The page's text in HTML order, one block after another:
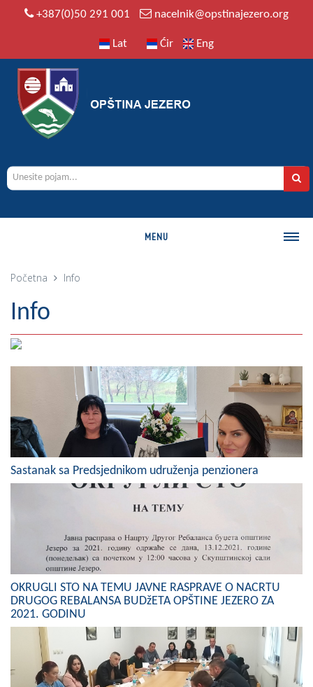
+387(0)50 291 001 nacelnik@opstinajezero.org
Lat Ćir Eng
MENU
Istorija
Geografija
Naseljena mjesta
Zanimljivosti
Fotogalerija
NAČELNIK
O Načelniku
Izvještaj o radu načelnika
SKUPŠTINA
Statut Opštine
Skupštinsko vijeće opštine jezero
Sastav Skupštine
Početna Info
Info
Sastanak sa Predsjednikom udruženja penzionera
OKRUGLI STO NA TEMU JAVNE RASPRAVE O NACRTU
DRUGOG REBALANSA BUDžETA OPŠTINE JEZERO ZA
2021. GODINU